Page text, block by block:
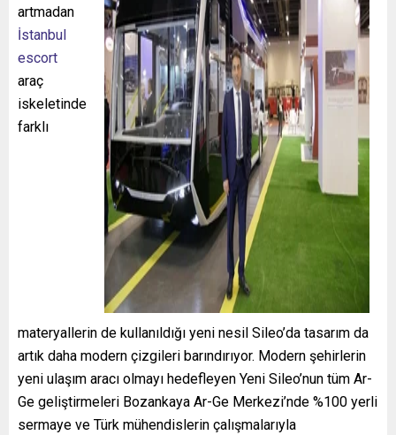
artmadan
İstanbul
escort
araç
iskeletinde
farklı
materyallerin de kullanıldığı yeni nesil Sileo’da tasarım da
artık daha modern çizgileri barındırıyor. Modern şehirlerin
yeni ulaşım aracı olmayı hedefleyen Yeni Sileo’nun tüm Ar-
Ge geliştirmeleri Bozankaya Ar-Ge Merkezi’nde %100 yerli
sermaye ve Türk mühendislerin çalışmalarıyla